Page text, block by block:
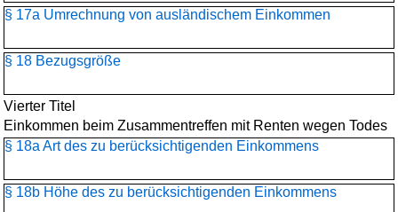
§ 17a Umrechnung von ausländischem Einkommen
§ 18 Bezugsgröße
Vierter Titel
Einkommen beim Zusammentreffen mit Renten wegen Todes
§ 18a Art des zu berücksichtigenden Einkommens
§ 18b Höhe des zu berücksichtigenden Einkommens